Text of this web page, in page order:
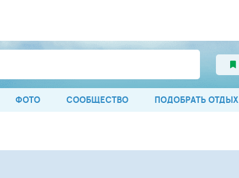
ФОТО СООБЩЕСТВО ПОДОБРАТЬ ОТДЫХ